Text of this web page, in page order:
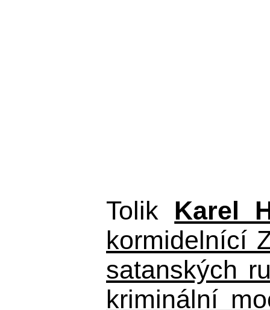
Tolik Karel
kormidelnící
satanských
kriminální